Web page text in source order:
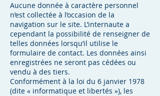
Aucune donnée à caractère personnel
n’est collectée à l’occasion de la
navigation sur le site. L’internaute a
cependant la possibilité de renseigner de
telles données lorsqu’il utilise le
formulaire de contact. Les données ainsi
enregistrées ne seront pas cédées ou
vendu à des tiers.
Conformément à la loi du 6 janvier 1978
(dite « informatique et libertés »), les